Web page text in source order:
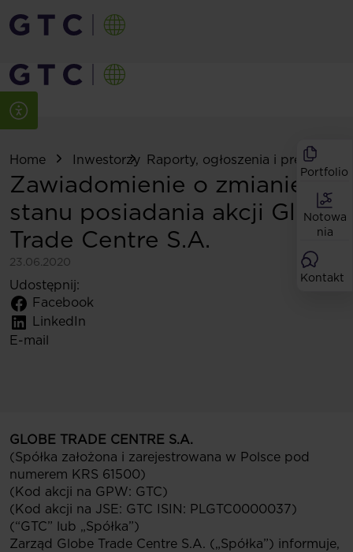
Portfolio
Notowa
nia
Kontakt
Home Inwestorzy Raporty, ogłoszenia i prezentacje
Zawiadomienie o zmianie
stanu posiadania akcji Globe
Trade Centre S.A.
23.06.2020
Udostępnij:
Facebook
LinkedIn
E-mail
GLOBE TRADE CENTRE S.A.
(Spółka założona i zarejestrowana w Polsce pod
numerem KRS 61500)
(Kod akcji na GPW: GTC)
(Kod akcji na JSE: GTC ISIN: PLGTC0000037)
(“GTC” lub „Spółka”)
Zarząd Globe Trade Centre S.A. („Spółka”) informuje,